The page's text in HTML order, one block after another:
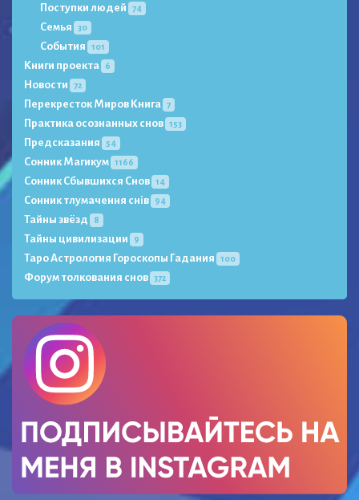
Поступки людей 74
Семья 30
События 101
Книги проекта 6
Новости 72
Перекресток Миров Книга 7
Практика осознанных снов 153
Предсказания 54
Сонник Магикум 1166
Сонник Сбывшихся Снов 14
Сонник тлумачення снів 94
Тайны звёзд 8
Тайны цивилизации 9
Таро Астрология Гороскопы Гадания 100
Форум толкования снов 372